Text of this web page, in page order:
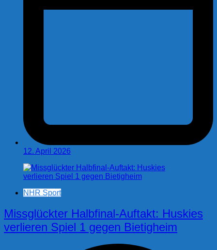
12. April 2026
NHR Sport
Missglückter Halbfinal-Auftakt: Huskies
verlieren Spiel 1 gegen Bietigheim